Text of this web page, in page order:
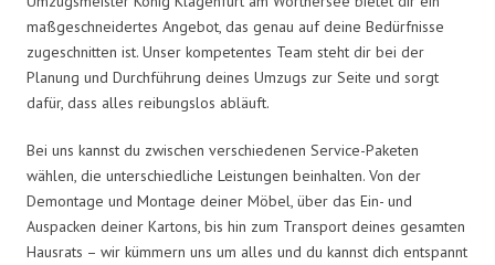
maßgeschneidertes Angebot, das genau auf deine Bedürfnisse
zugeschnitten ist. Unser kompetentes Team steht dir bei der
Planung und Durchführung deines Umzugs zur Seite und sorgt
dafür, dass alles reibungslos abläuft.
Bei uns kannst du zwischen verschiedenen Service-Paketen
wählen, die unterschiedliche Leistungen beinhalten. Von der
Demontage und Montage deiner Möbel, über das Ein- und
Auspacken deiner Kartons, bis hin zum Transport deines gesamten
Hausrats – wir kümmern uns um alles und du kannst dich entspannt